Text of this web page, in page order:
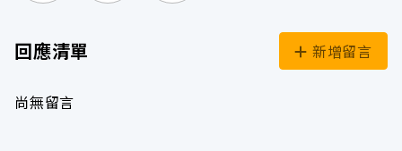
回應清單 新增留言
尚無留言